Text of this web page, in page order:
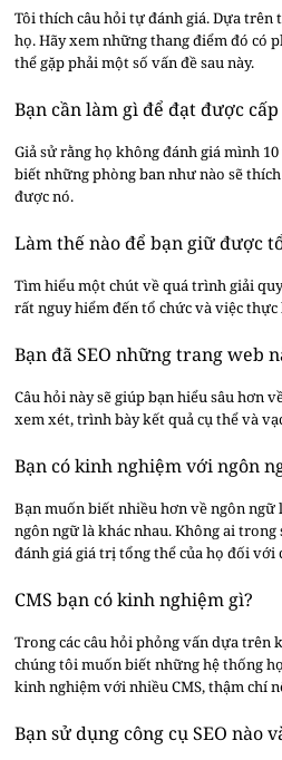
Tôi thích câu hỏi tự đánh giá. Dựa trên
họ. Hãy xem những thang điểm đó có
thể gặp phải một số vấn đề sau này.
Bạn cần làm gì để đạt được
Giả sử rằng họ không đánh giá mình
biết những phòng ban như nào sẽ
được nó.
Làm thế nào để bạn giữ được
Tìm hiểu một chút về quá trình giải
rất nguy hiểm đến tổ chức và việc thực
Bạn đã SEO những trang web
Câu hỏi này sẽ giúp bạn hiểu sâu hơn
xem xét, trình bày kết quả cụ thể và
Bạn có kinh nghiệm với ngôn
Bạn muốn biết nhiều hơn về ngôn
ngôn ngữ là khác nhau. Không ai
đánh giá giá trị tổng thể của họ đối với
CMS bạn có kinh nghiệm gì?
Trong các câu hỏi phỏng vấn dựa trên
chúng tôi muốn biết những hệ thống
kinh nghiệm với nhiều CMS, thậm chí
Bạn sử dụng công cụ SEO nào